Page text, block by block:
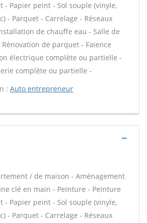
- Papier peint - Sol souple (vinyle,
- Parquet - Carrelage - Réseaux
de chauffe eau - Salle de
de parquet - Faïence
électrique complète ou partielle -
complète ou partielle -
: Auto entrepreneur
/ de maison - Aménagement
clé en main - Peinture - Peinture
- Papier peint - Sol souple (vinyle,
- Parquet - Carrelage - Réseaux